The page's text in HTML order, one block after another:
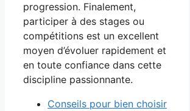
progression. Finalement,
participer à des stages ou
compétitions est un excellent
moyen d’évoluer rapidement et
en toute confiance dans cette
discipline passionnante.
Conseils pour bien choisir